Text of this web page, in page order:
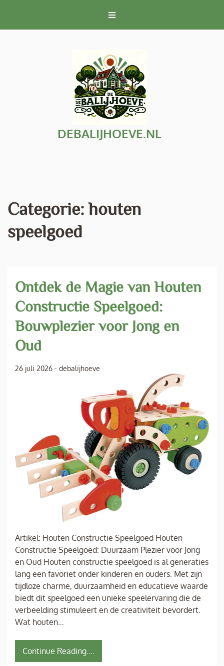
inhoud
DEBALIJHOEVE.NL
Categorie:houten
speelgoed
Ontdek de Magie van Houten
Constructie Speelgoed:
Bouwplezier voor Jong en
Oud
26 juli 2026 - debalijhoeve
Artikel: Houten Constructie Speelgoed Houten
Constructie Speelgoed: Duurzaam Plezier voor Jong
en Oud Houten constructie speelgoed is al generaties
lang een favoriet onder kinderen en ouders. Met zijn
tijdloze charme, duurzaamheid en educatieve waarde
biedt dit speelgoed een unieke speelervaring die de
verbeelding stimuleert en de creativiteit bevordert.
Wat houten…
Continue Reading....